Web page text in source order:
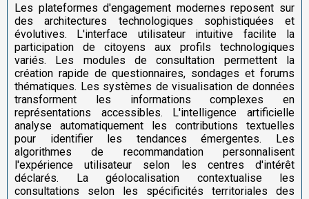
Les plateformes d'engagement modernes reposent sur
des architectures technologiques sophistiquées et
évolutives. L'interface utilisateur intuitive facilite la
participation de citoyens aux profils technologiques
variés. Les modules de consultation permettent la
création rapide de questionnaires, sondages et forums
thématiques. Les systèmes de visualisation de données
transforment les informations complexes en
représentations accessibles. L'intelligence artificielle
analyse automatiquement les contributions textuelles
pour identifier les tendances émergentes. Les
algorithmes de recommandation personnalisent
l'expérience utilisateur selon les centres d'intérêt
déclarés. La géolocalisation contextualise les
consultations selon les spécificités territoriales des